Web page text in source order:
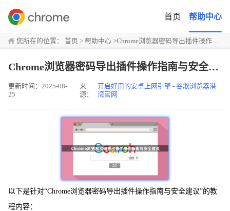
首页 帮助中心
您所在的位置： 首页 > 帮助中心 >Chrome浏览器密码导出插件操作指南与安全建议
Chrome浏览器密码导出插件操作指南与安全建议
更新时间：2025-08-
25
来
源：
开启好用的安卓上网引擎 - 谷歌浏览器港
湾官网
以下是针对“Chrome浏览器密码导出插件操作指南与安全建议”的教
程内容：